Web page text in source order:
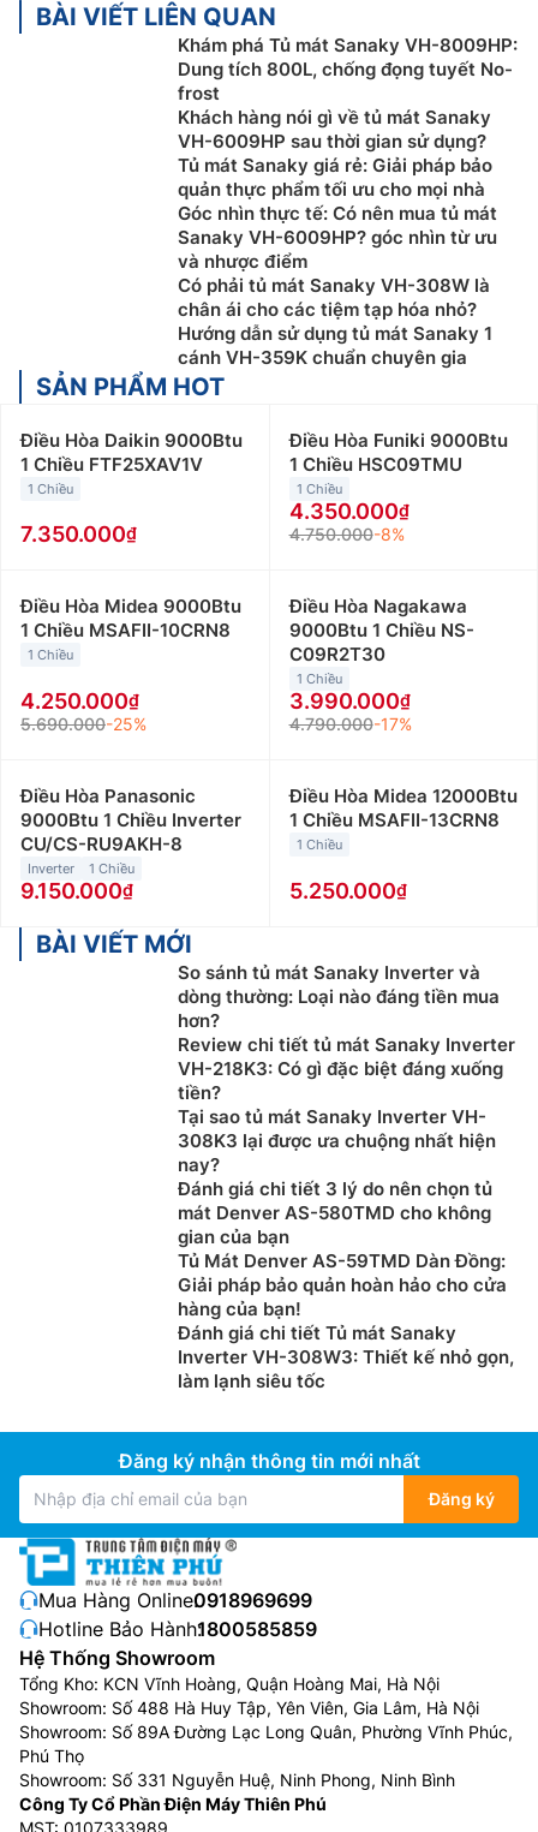
BÀI VIẾT LIÊN QUAN
Khám phá Tủ mát Sanaky VH-8009HP:
Dung tích 800L, chống đọng tuyết No-
frost
Khách hàng nói gì về tủ mát Sanaky
VH-6009HP sau thời gian sử dụng?
Tủ mát Sanaky giá rẻ: Giải pháp bảo
quản thực phẩm tối ưu cho mọi nhà
Góc nhìn thực tế: Có nên mua tủ mát
Sanaky VH-6009HP? góc nhìn từ ưu
và nhược điểm
Có phải tủ mát Sanaky VH-308W là
chân ái cho các tiệm tạp hóa nhỏ?
Hướng dẫn sử dụng tủ mát Sanaky 1
cánh VH-359K chuẩn chuyên gia
SẢN PHẨM HOT
Điều Hòa Daikin 9000Btu
1 Chiều FTF25XAV1V
1 Chiều
7.350.000
Điều Hòa Funiki 9000Btu
1 Chiều HSC09TMU
1 Chiều
4.350.000
4.750.000-8%
Điều Hòa Midea 9000Btu
1 Chiều MSAFII-10CRN8
1 Chiều
4.250.000
5.690.000-25%
Điều Hòa Nagakawa
9000Btu 1 Chiều NS-
C09R2T30
1 Chiều
3.990.000
4.790.000-17%
Điều Hòa Panasonic
9000Btu 1 Chiều Inverter
CU/CS-RU9AKH-8
Inverter 1 Chiều
9.150.000
Điều Hòa Midea 12000Btu
1 Chiều MSAFII-13CRN8
1 Chiều
5.250.000
BÀI VIẾT MỚI
So sánh tủ mát Sanaky Inverter và
dòng thường: Loại nào đáng tiền mua
hơn?
Review chi tiết tủ mát Sanaky Inverter
VH-218K3: Có gì đặc biệt đáng xuống
tiền?
Tại sao tủ mát Sanaky Inverter VH-
308K3 lại được ưa chuộng nhất hiện
nay?
Đánh giá chi tiết 3 lý do nên chọn tủ
mát Denver AS-580TMD cho không
gian của bạn
Tủ Mát Denver AS-59TMD Dàn Đồng:
Giải pháp bảo quản hoàn hảo cho cửa
hàng của bạn!
Đánh giá chi tiết Tủ mát Sanaky
Inverter VH-308W3: Thiết kế nhỏ gọn,
làm lạnh siêu tốc
Đăng ký nhận thông tin mới nhất
Đăng ký
Mua Hàng Online:0918969699
Hotline Bảo Hành:1800585859
Hệ Thống Showroom
Tổng Kho: KCN Vĩnh Hoàng, Quận Hoàng Mai, Hà Nội
Showroom: Số 488 Hà Huy Tập, Yên Viên, Gia Lâm, Hà Nội
Showroom: Số 89A Đường Lạc Long Quân, Phường Vĩnh Phúc,
Phú Thọ
Showroom: Số 331 Nguyễn Huệ, Ninh Phong, Ninh Bình
Công Ty Cổ Phần Điện Máy Thiên Phú
MST: 0107333989